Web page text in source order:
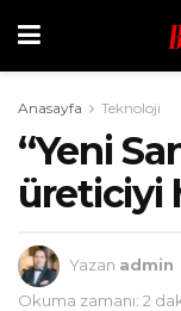
Anasayfa Teknoloji
“Yeni
üreticiyi
Yazan admin
Okuma zamanı: 2